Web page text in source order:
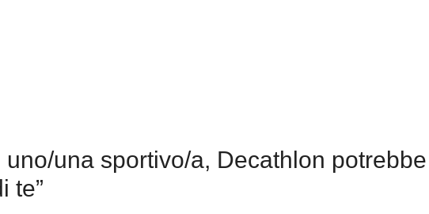
uno/una sportivo/a, Decathlon potrebbe
te”